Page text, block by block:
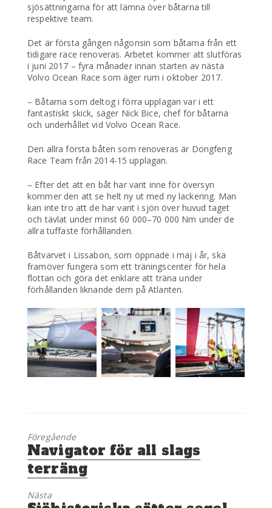
sjösättningarna för att lämna över båtarna till
respektive team.
Det är första gången någonsin som båtarna från ett
tidigare race renoveras. Arbetet kommer att slutföras
i juni 2017 – fyra månader innan starten av nästa
Volvo Ocean Race som äger rum i oktober 2017.
– Båtarna som deltog i förra upplagan var i ett
fantastiskt skick, säger Nick Bice, chef för båtarna
och underhållet vid Volvo Ocean Race.
Den allra första båten som renoveras är Dongfeng
Race Team från 2014-15 upplagan.
– Efter det att en båt har varit inne för översyn
kommer den att se helt ny ut med ny lackering. Man
kan inte tro att de har varit i sjön över huvud taget
och tävlat under minst 60 000–70 000 Nm under de
allra tuffaste förhållanden.
Båtvarvet i Lissabon, som öppnade i maj i år, ska
framöver fungera som ett träningscenter för hela
flottan och göra det enklare att träna under
förhållanden liknande dem på Atlanten.
Föregående
Föregående
inlägg:
Navigator för all slags
terräng
Nästa
Nästa